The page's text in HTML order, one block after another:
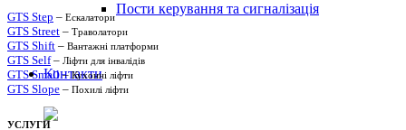
Пости керування та сигналізація
Контакти
GTS Step – Ескалатори
GTS Street – Траволатори
GTS Shift – Вантажні платформи
GTS Self– Ліфти для інвалідів
GTS Small–Кухонні ліфти
GTS Slope – Похилі ліфти
УСЛУГИ